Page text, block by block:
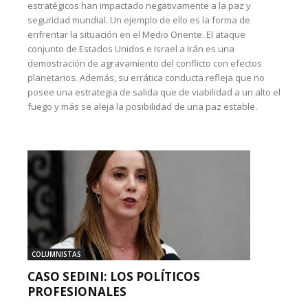
estratégicos han impactado negativamente a la paz y
seguridad mundial. Un ejemplo de ello es la forma de
enfrentar la situación en el Medio Oriente. El ataque
conjunto de Estados Unidos e Israel a Irán es una
demostración de agravamiento del conflicto con efectos
planetarios. Además, su errática conducta refleja que no
posee una estrategia de salida que de viabilidad a un alto el
fuego y más se aleja la posibilidad de una paz estable.
COLUMNISTAS
CASO SEDINI: LOS POLÍTICOS
PROFESIONALES